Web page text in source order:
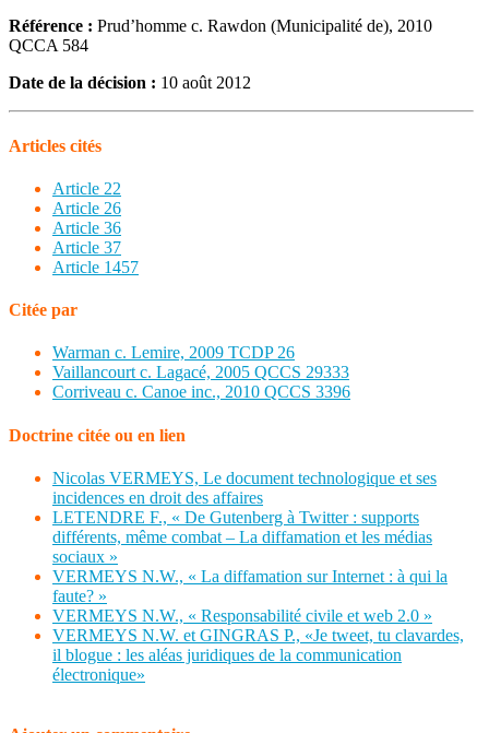
Référence : Prud’homme c. Rawdon (Municipalité de), 2010
QCCA 584
Date de la décision : 10 août 2012
Articles cités
Article 22
Article 26
Article 36
Article 37
Article 1457
Citée par
Warman c. Lemire, 2009 TCDP 26
Vaillancourt c. Lagacé, 2005 QCCS 29333
Corriveau c. Canoe inc., 2010 QCCS 3396
Doctrine citée ou en lien
Nicolas VERMEYS, Le document technologique et ses
incidences en droit des affaires
LETENDRE F., « De Gutenberg à Twitter : supports
différents, même combat – La diffamation et les médias
sociaux »
VERMEYS N.W., « La diffamation sur Internet : à qui la
faute? »
VERMEYS N.W., « Responsabilité civile et web 2.0 »
VERMEYS N.W. et GINGRAS P., «Je tweet, tu clavardes,
il blogue : les aléas juridiques de la communication
électronique»